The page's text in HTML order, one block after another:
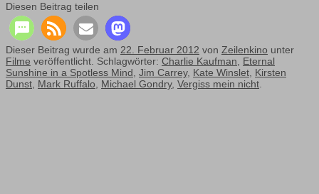
Diesen Beitrag teilen
Dieser Beitrag wurde am 22. Februar 2012 von Zeilenkino unter
Filme veröffentlicht. Schlagwörter: Charlie Kaufman, Eternal
Sunshine in a Spotless Mind, Jim Carrey, Kate Winslet, Kirsten
Dunst, Mark Ruffalo, Michael Gondry, Vergiss mein nicht.